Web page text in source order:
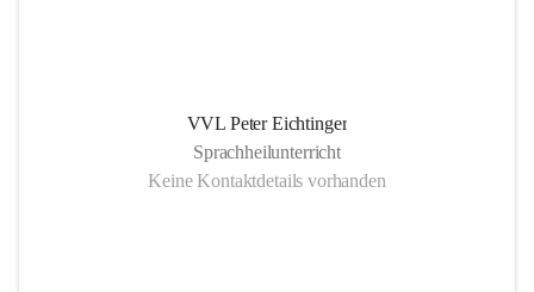
VVL Peter Eichtinger
Sprachheilunterricht
Keine Kontaktdetails vorhanden